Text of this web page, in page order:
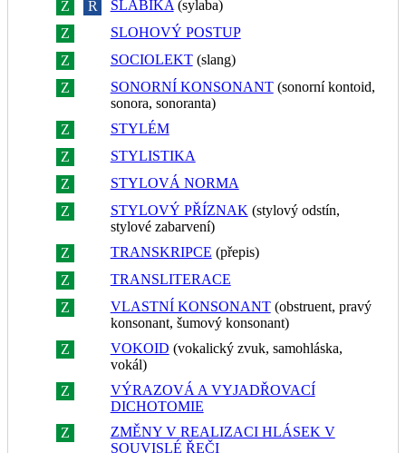
Z
R SLABIKA (sylaba)
Z
SLOHOVÝ POSTUP
Z
SOCIOLEKT(slang)
Z
SONORNÍ KONSONANT(sonorní kontoid,
sonora, sonoranta)
Z
STYLÉM
Z
STYLISTIKA
Z
STYLOVÁ NORMA
Z
STYLOVÝ PŘÍZNAK (stylový odstín,
stylové zabarvení)
Z
TRANSKRIPCE (přepis)
Z
TRANSLITERACE
Z
VLASTNÍ KONSONANT(obstruent, pravý
konsonant, šumový konsonant)
Z
VOKOID (vokalický zvuk, samohláska,
vokál)
Z
VÝRAZOVÁ A VYJADŘOVACÍ
DICHOTOMIE
Z
ZMĚNY V REALIZACI HLÁSEK V
SOUVISLÉ ŘEČI